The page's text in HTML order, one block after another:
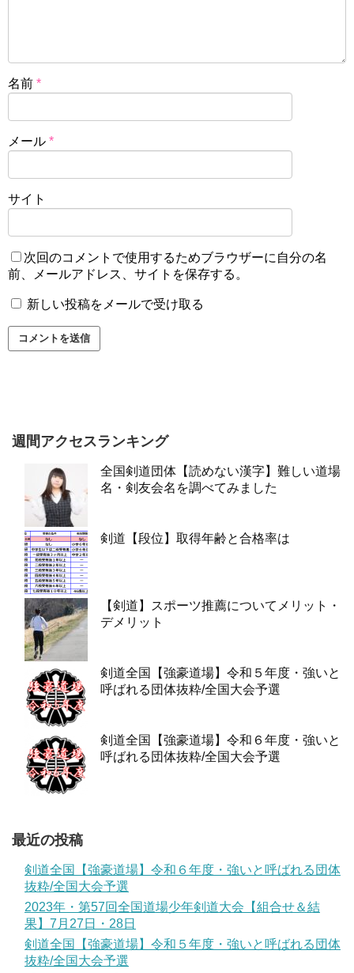
名前 *
メール *
サイト
次回のコメントで使用するためブラウザーに自分の名
前、メールアドレス、サイトを保存する。
新しい投稿をメールで受け取る
週間アクセスランキング
全国剣道団体【読めない漢字】難しい道場
名・剣友会名を調べてみました
剣道【段位】取得年齢と合格率は
【剣道】スポーツ推薦についてメリット・
デメリット
剣道全国【強豪道場】令和５年度・強いと
呼ばれる団体抜粋/全国大会予選
剣道全国【強豪道場】令和６年度・強いと
呼ばれる団体抜粋/全国大会予選
最近の投稿
剣道全国【強豪道場】令和６年度・強いと呼ばれる団体
抜粋/全国大会予選
2023年・第57回全国道場少年剣道大会【組合せ＆結
果】7月27日・28日
剣道全国【強豪道場】令和５年度・強いと呼ばれる団体
抜粋/全国大会予選